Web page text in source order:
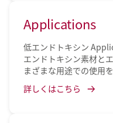
Applications
低エンドトキシン
エンドトキシン素材と
まざまな用途での使用
詳しくはこちら